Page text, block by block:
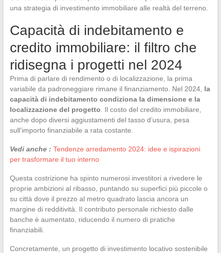
una strategia di investimento immobiliare alle realtà del terreno.
Capacità di indebitamento e
credito immobiliare: il filtro che
ridisegna i progetti nel 2024
Prima di parlare di rendimento o di localizzazione, la prima
variabile da padroneggiare rimane il finanziamento. Nel 2024, la
capacità di indebitamento condiziona la dimensione e la
localizzazione del progetto . Il costo del credito immobiliare,
anche dopo diversi aggiustamenti del tasso d’usura, pesa
sull’importo finanziabile a rata costante.
Vedi anche : Tendenze arredamento 2024: idee e ispirazioni
per trasformare il tuo interno
Questa costrizione ha spinto numerosi investitori a rivedere le
proprie ambizioni al ribasso, puntando su superfici più piccole o
su città dove il prezzo al metro quadrato lascia ancora un
margine di redditività. Il contributo personale richiesto dalle
banche è aumentato, riducendo il numero di pratiche
finanziabili.
Concretamente, un progetto di investimento locativo sostenibile